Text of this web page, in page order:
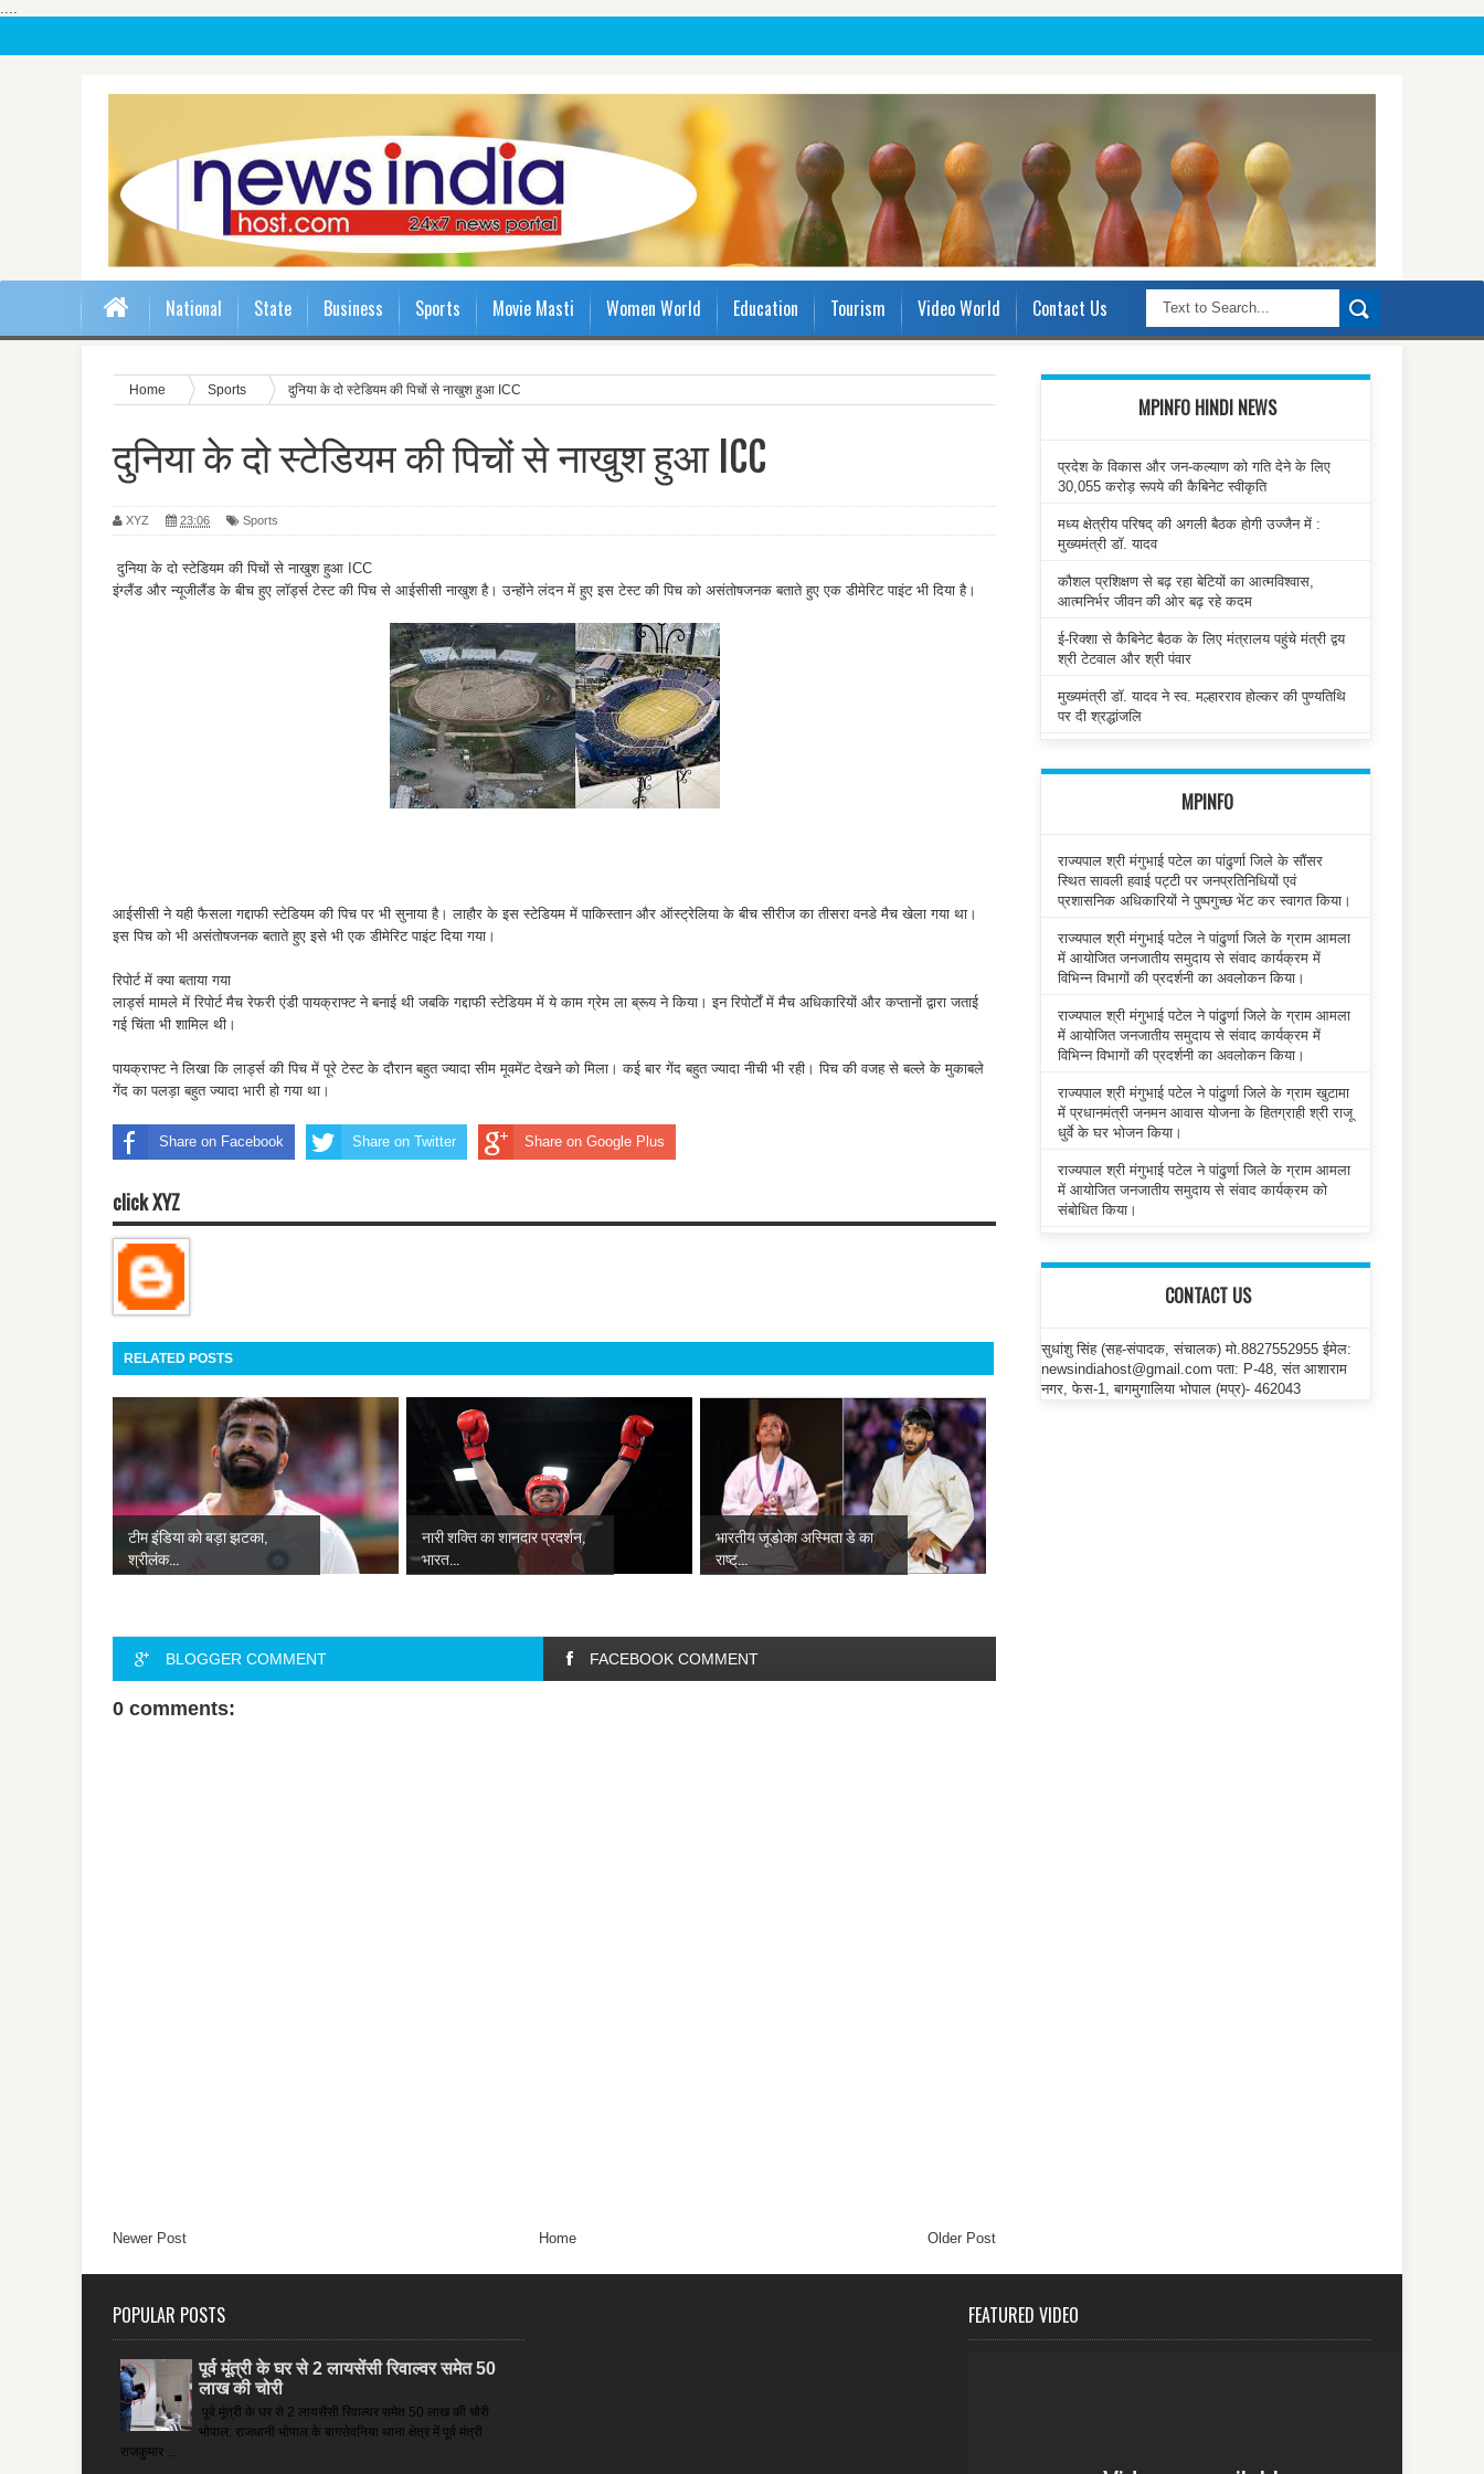
....
National State Business Sports Movie Masti Women World Education Tourism Video World Contact Us
Home Sports दुनिया के दो स्‍टेडियम की पिचों से नाखुश हुआ ICC
दुनिया के दो स्‍टेडियम की पिचों से नाखुश हुआ ICC
XYZ 23:06 Sports
दुनिया के दो स्‍टेडियम की पिचों से नाखुश हुआ ICC
इंग्लैंड और न्यूजीलैंड के बीच हुए लॉर्ड्स टेस्ट की पिच से आईसीसी नाखुश है। उन्होंने लंदन में हुए इस टेस्ट की पिच को असंतोषजनक बताते हुए एक डीमेरिट पाइंट भी दिया है।
आईसीसी ने यही फैसला गद्दाफी स्टेडियम की पिच पर भी सुनाया है। लाहौर के इस स्टेडियम में पाकिस्तान और ऑस्ट्रेलिया के बीच सीरीज का तीसरा वनडे मैच खेला गया था।
इस पिच को भी असंतोषजनक बताते हुए इसे भी एक डीमेरिट पाइंट दिया गया।
रिपोर्ट में क्‍या बताया गया
लार्ड्स मामले में रिपोर्ट मैच रेफरी एंडी पायक्राफ्ट ने बनाई थी जबकि गद्दाफी स्टेडियम में ये काम ग्रेम ला ब्रूय ने किया। इन रिपोर्टों में मैच अधिकारियों और कप्तानों द्वारा जताई
गई चिंता भी शामिल थी।
पायक्राफ्ट ने लिखा कि लार्ड्स की पिच में पूरे टेस्ट के दौरान बहुत ज्यादा सीम मूवमेंट देखने को मिला। कई बार गेंद बहुत ज्यादा नीची भी रही। पिच की वजह से बल्ले के मुकाबले
गेंद का पलड़ा बहुत ज्‍यादा भारी हो गया था।
Share on Facebook Share on Twitter Share on Google Plus
click XYZ
RELATED POSTS
टीम इंडिया को बड़ा झटका,
श्रीलंक...
नारी शक्ति का शानदार प्रदर्शन,
भारत...
भारतीय जूडोका अस्मिता डे का
राष्ट्...
BLOGGER COMMENT FACEBOOK COMMENT
0 comments:
Newer Post Older Post
Home
MPINFO HINDI NEWS
प्रदेश के विकास और जन-कल्याण को गति देने के लिए
30,055 करोड़ रूपये की कैबिनेट स्वीकृति
मध्य क्षेत्रीय परिषद् की अगली बैठक होगी उज्जैन में :
मुख्यमंत्री डॉ. यादव
कौशल प्रशिक्षण से बढ़ रहा बेटियों का आत्मविश्वास,
आत्मनिर्भर जीवन की ओर बढ़ रहे कदम
ई-रिक्शा से कैबिनेट बैठक के लिए मंत्रालय पहुंचे मंत्री द्वय
श्री टेटवाल और श्री पंवार
मुख्यमंत्री डॉ. यादव ने स्व. मल्हारराव होल्कर की पुण्यतिथि
पर दी श्रद्धांजलि
MPINFO
राज्यपाल श्री मंगुभाई पटेल का पांढुर्णा जिले के सौंसर
स्थित सावली हवाई पट्टी पर जनप्रतिनिधियों एवं
प्रशासनिक अधिकारियों ने पुष्पगुच्छ भेंट कर स्वागत किया।
राज्यपाल श्री मंगुभाई पटेल ने पांढुर्णा जिले के ग्राम आमला
में आयोजित जनजातीय समुदाय से संवाद कार्यक्रम में
विभिन्न विभागों की प्रदर्शनी का अवलोकन किया।
राज्यपाल श्री मंगुभाई पटेल ने पांढुर्णा जिले के ग्राम आमला
में आयोजित जनजातीय समुदाय से संवाद कार्यक्रम में
विभिन्न विभागों की प्रदर्शनी का अवलोकन किया।
राज्यपाल श्री मंगुभाई पटेल ने पांढुर्णा जिले के ग्राम खुटामा
में प्रधानमंत्री जनमन आवास योजना के हितग्राही श्री राजू
धुर्वे के घर भोजन किया।
राज्यपाल श्री मंगुभाई पटेल ने पांढुर्णा जिले के ग्राम आमला
में आयोजित जनजातीय समुदाय से संवाद कार्यक्रम को
संबोधित किया।
CONTACT US
सुधांशु सिंह (सह-संपादक, संचालक) मो.8827552955 ईमेल:
newsindiahost@gmail.com पता: P-48, संत आशाराम
नगर, फेस-1, बागमुगालिया भोपाल (मप्र)- 462043
POPULAR POSTS
पूर्व मूंत्री के घर से 2 लायसेंसी रिवाल्वर समेत 50
लाख की चोरी
पूर्व मूंत्री के घर से 2 लायसेंसी रिवाल्वर समेत 50 लाख की चोरी
भोपाल: राजधानी भोपाल के बागसेवनिया थाना क्षेत्र में पूर्व मंत्री
राजकुमार ...
FEATURED VIDEO